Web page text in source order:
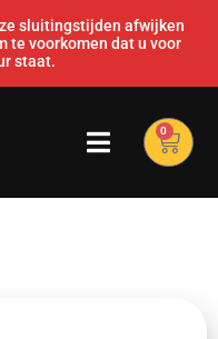
sluitingstijden afwijken
te voorkomen dat u voor
staat.
0